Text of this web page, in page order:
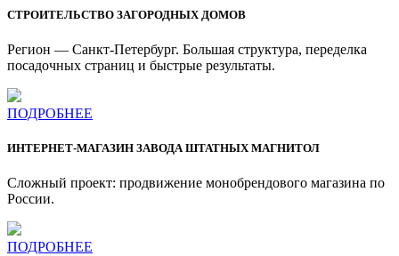
СТРОИТЕЛЬСТВО ЗАГОРОДНЫХ ДОМОВ
Регион — Санкт-Петербург. Большая структура, переделка
посадочных страниц и быстрые результаты.
ПОДРОБНЕЕ
ИНТЕРНЕТ-МАГАЗИН ЗАВОДА ШТАТНЫХ МАГНИТОЛ
Сложный проект: продвижение монобрендового магазина по
России.
ПОДРОБНЕЕ